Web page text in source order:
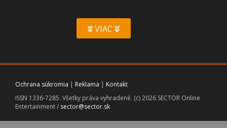
VIAC
Ochrana súkromia | Reklama | Kontakt
ISSN 1336-7285. Všetky práva vyhradené. (c) 2026 SECTOR Online
Entertainment / sector@sector.sk